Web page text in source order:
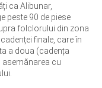
ca Alibunar,
peste 90 de piese
folclorului din zona
finale, care în
a doua (cadența
asemănarea cu